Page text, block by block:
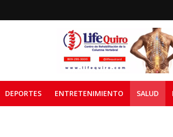
DEPORTES ENTRETENIMIENTO SALUD